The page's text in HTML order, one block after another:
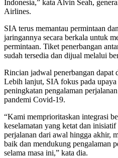
Indonesia,” kata Alvin Seah,
Airlines.
SIA terus memantau permintaan
jaringannya secara berkala untuk
permintaan. Tiket penerbangan
sudah tersedia dan dijual melalui
Rincian jadwal penerbangan dapat
Lebih lanjut, SIA fokus pada upaya
peningkatan pengalaman
pandemi Covid-19.
“Kami memprioritaskan integrasi
keselamatan yang ketat dan
perjalanan dari awal hingga akhir,
baik dan mendukung pengalaman
selama masa ini,” kata dia.